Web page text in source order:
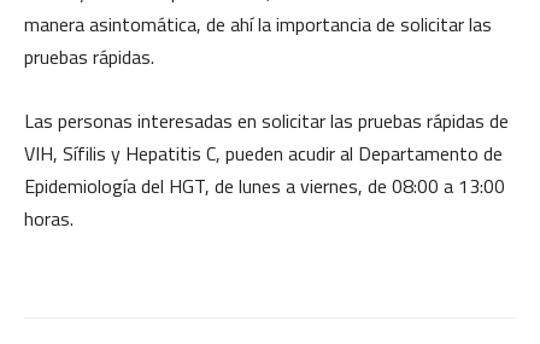
manera asintomática, de ahí la importancia de solicitar las
pruebas rápidas.
Las personas interesadas en solicitar las pruebas rápidas de
VIH, Sífilis y Hepatitis C, pueden acudir al Departamento de
Epidemiología del HGT, de lunes a viernes, de 08:00 a 13:00
horas.